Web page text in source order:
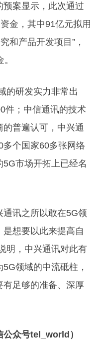
案显示，此次通过
金，其中91亿元拟用
和产品开发项目”，
的研发实力非常出
件；中信通讯的技术
普遍认可，中兴通
个国家60多张网络
市场开拓上已经名
讯之所以敢在5G领
想要以此来提高自
明，中兴通讯对此有
领域的中流砥柱，
足够的准备、深厚
众号tel_world）